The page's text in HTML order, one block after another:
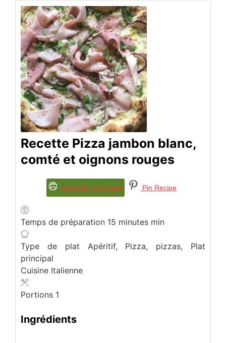
Recette Pizza jambon blanc,
comté et oignons rouges
Imprimer la recette Pin Recipe
Temps de préparation 15 minutes min
Type de plat Apéritif, Pizza, pizzas, Plat
principal
Cuisine Italienne
Portions 1
Ingrédients